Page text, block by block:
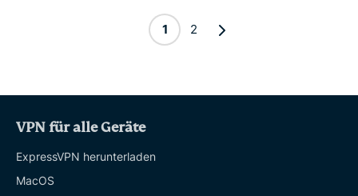
1 2
VPN für alle Geräte
ExpressVPN herunterladen
MacOS